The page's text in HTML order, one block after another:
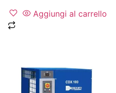
Aggiungi al carrello